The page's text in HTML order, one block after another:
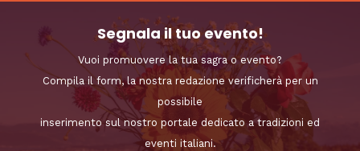
Segnala il tuo evento!
Vuoi promuovere la tua sagra o evento?
Compila il form, la nostra redazione verificherà per un
possibile
inserimento sul nostro portale dedicato a tradizioni ed
eventi italiani.